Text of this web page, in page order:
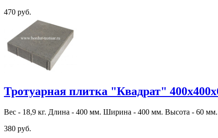
470 руб.
Тротуарная плитка "Квадрат"
Вес - 18,9 кг. Длина - 400 мм. Ширина - 400 мм. Высота - 60 мм.
380 руб.